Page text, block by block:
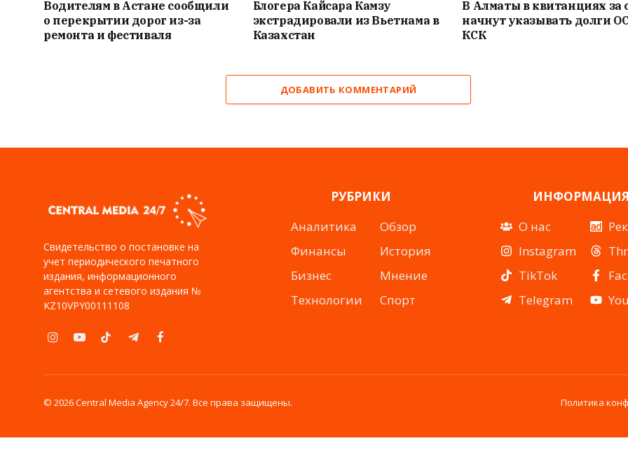
Водителям в Астане сообщили
о перекрытии дорог из-за
ремонта и фестиваля
Блогера Кайсара Камзу
экстрадировали из Вьетнама в
Казахстан
В Алматы в квитанциях за
начнут указывать долги
КСК
ДОБАВИТЬ КОММЕНТАРИЙ
Свидетельство о постановке на
учет периодического печатного
издания, информационного
агентства и сетевого издания №
KZ10VPY00111108
InstagramYouTubeTikTokTelegramFacebook
РУБРИКИ
Аналитика
Финансы
Бизнес
Технологии
Обзор
История
Мнение
Спорт
О нас
Instagram
TikTok
Telegram
© 2026 Central Media Agency 24/7. Все права защищены. Политика